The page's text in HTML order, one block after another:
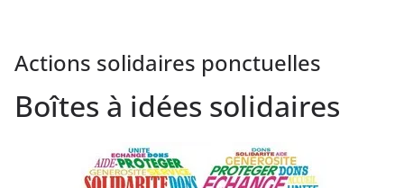
Actions solidaires ponctuelles
Boîtes à idées solidaires